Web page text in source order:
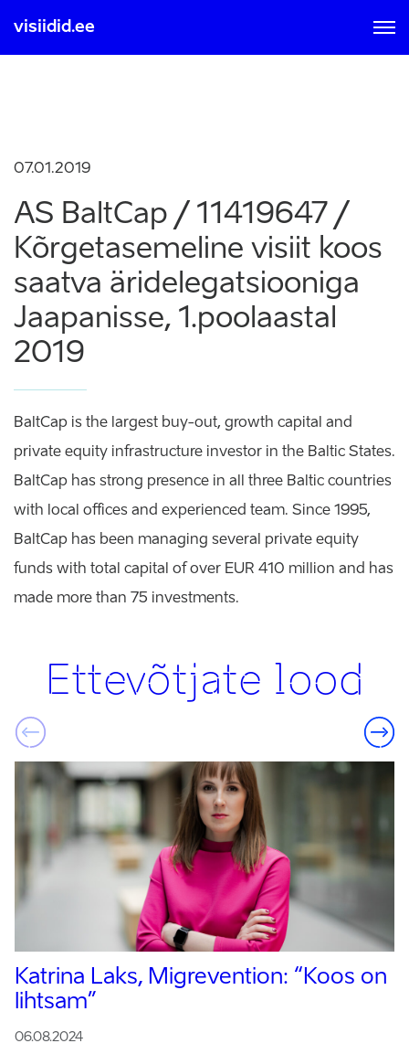
visiidid.ee
07.01.2019
AS BaltCap / 11419647 /
Kõrgetasemeline visiit koos
saatva äridelegatsiooniga
Jaapanisse, 1.poolaastal
2019
BaltCap is the largest buy-out, growth capital and
private equity infrastructure investor in the Baltic States.
BaltCap has strong presence in all three Baltic countries
with local offices and experienced team. Since 1995,
BaltCap has been managing several private equity
funds with total capital of over EUR 410 million and has
made more than 75 investments.
Ettevõtjate lood
Katrina Laks, Migrevention: “Koos on
lihtsam”
06.08.2024